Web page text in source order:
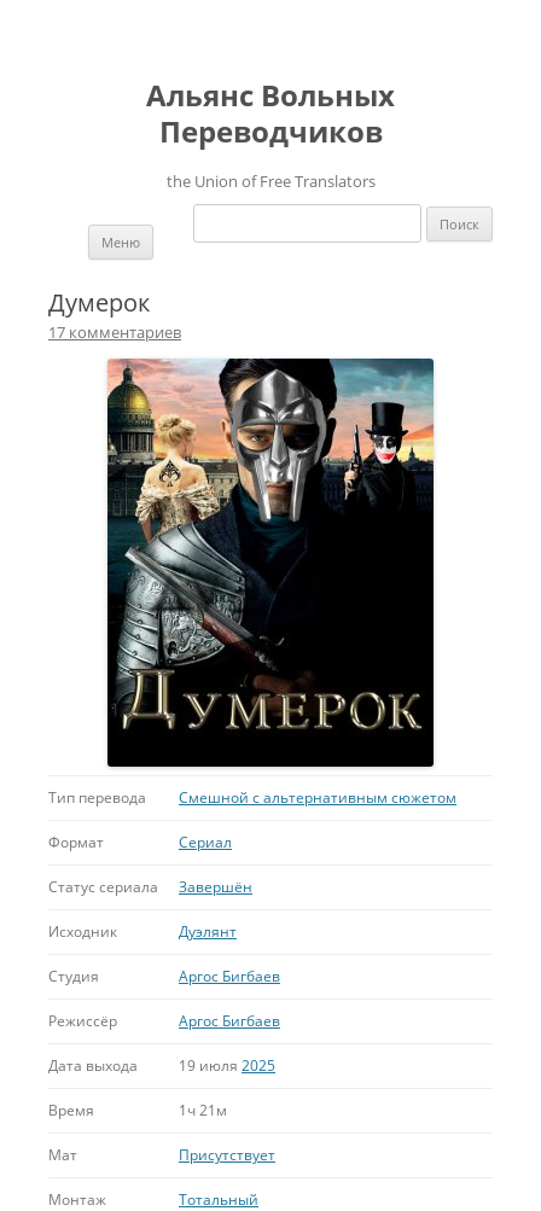
Альянс Вольных
Переводчиков
the Union of Free Translators
Найти:
Меню
Думерок
17 комментариев
Тип перевода Смешной с альтернативным сюжетом
Формат Сериал
Статус сериала Завершён
Исходник Дуэлянт
Студия Аргос Бигбаев
Режиссёр Аргос Бигбаев
Дата выхода 19 июля 2025
Время 1ч 21м
Мат Присутствует
Монтаж Тотальный